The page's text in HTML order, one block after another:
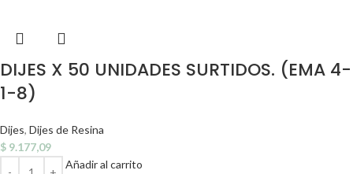
DIJES X 50 UNIDADES SURTIDOS. (EMA 4-
1-8)
Dijes, Dijes de Resina
$ 9.177,09
Añadir al carrito